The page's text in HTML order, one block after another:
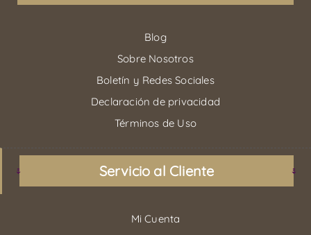
Blog
Sobre Nosotros
Boletín y Redes Sociales
Declaración de privacidad
Términos de Uso
Servicio al Cliente
Mi Cuenta